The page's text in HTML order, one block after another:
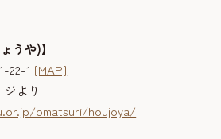
うや)】
22-1 [MAP]
より
omatsuri/houjoya/